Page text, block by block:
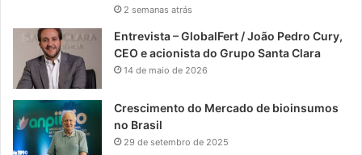
2 semanas atrás
Entrevista – GlobalFert / João Pedro Cury,
CEO e acionista do Grupo Santa Clara
14 de maio de 2026
Crescimento do Mercado de bioinsumos
no Brasil
29 de setembro de 2025